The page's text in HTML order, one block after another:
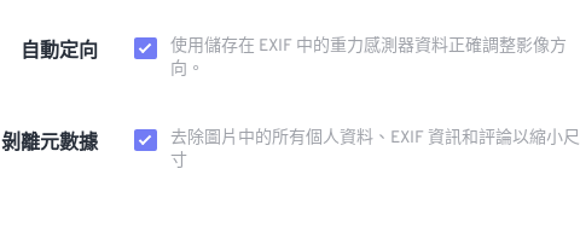
自動定向
使用儲存在 EXIF 中的重力感測器資料正確調整影像方
向。
剝離元數據
去除圖片中的所有個人資料、EXIF 資訊和評論以縮小尺
寸